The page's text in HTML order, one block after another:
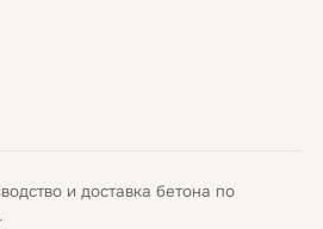
и доставка бетона по